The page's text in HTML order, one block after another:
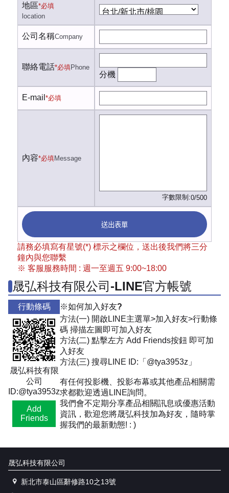
地區*必填
location
公司名稱Company
聯絡電話*必填Phone
分機
E-mail *必填
內容*必填Message
字數限制:0/500
送出表單
請務必填寫有星號(*) 標示之欄位，送出後我們將三分
鐘內與您聯繫
※ 客服服務時間 : 週一至週五 9:00~18:00
晟弘科技有限公司-LINE官方帳號
行動條碼
晟弘科技有限
公司
ID:@tya3953z
Add
Friends
※如何加入好友?
方法(一) 開啟LINE主選單>加入好友>行動條
碼 掃描左圖即可加入好友
方法(二) 點擊左方 Add Friends按鈕 即可加
入好友
方法(三) 搜尋LINE ID:「@tya3953z」
有任何投影機、投影布幕或其他產品相關需
求都歡迎透過LINE詢問。
我們會不定期分享產品相關訊息或優惠活動
資訊，歡迎您將晟弘科技加為好友，隨時掌
握我們的最新動態! : )
晟弘科技有限公司
新北市泰山區辭修路10之13號